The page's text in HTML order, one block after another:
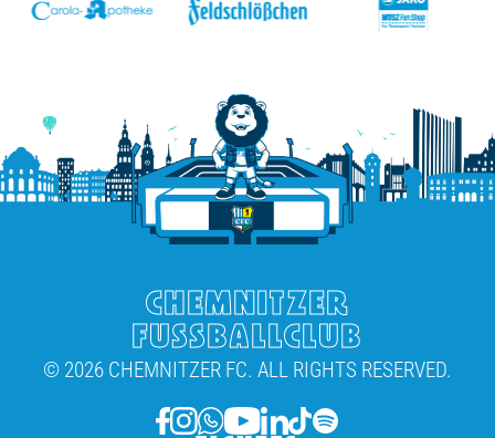
CHEMNITZER
FUSSBALLCLUB
© 2026 CHEMNITZER FC. ALL RIGHTS RESERVED.